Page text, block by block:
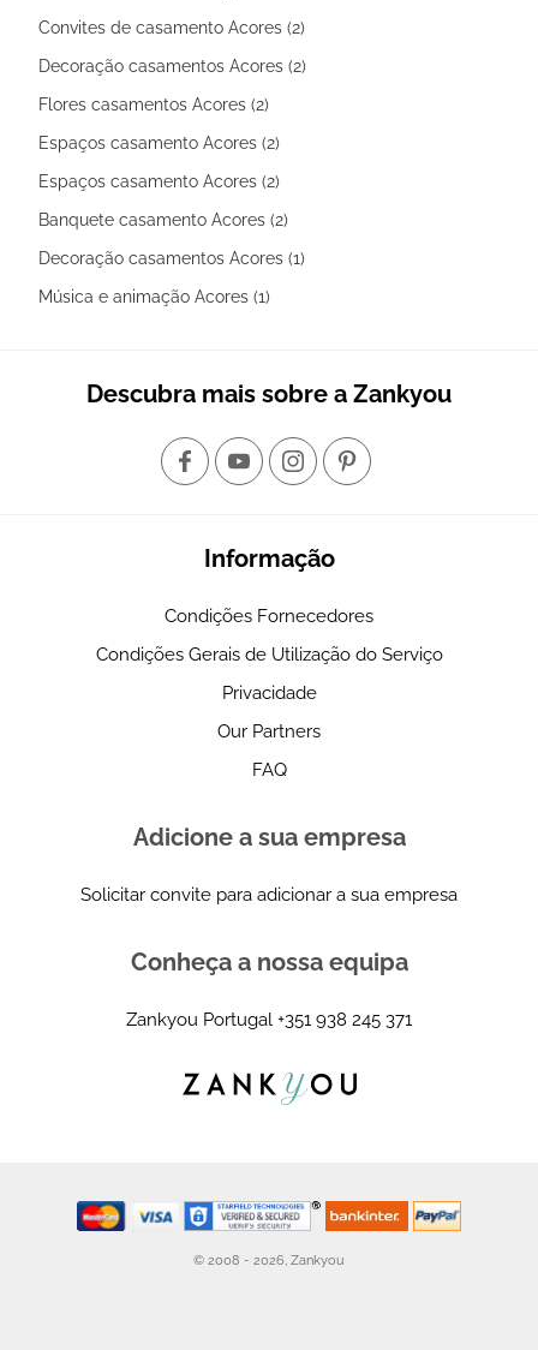
Convites de casamento Acores (2)
Decoração casamentos Acores (2)
Flores casamentos Acores (2)
Espaços casamento Acores (2)
Espaços casamento Acores (2)
Banquete casamento Acores (2)
Decoração casamentos Acores (1)
Música e animação Acores (1)
Descubra mais sobre a Zankyou
Informação
Condições Fornecedores
Condições Gerais de Utilização do Serviço
Privacidade
Our Partners
FAQ
Adicione a sua empresa
Solicitar convite para adicionar a sua empresa
Conheça a nossa equipa
Zankyou Portugal +351 938 245 371
© 2008 - 2026, Zankyou